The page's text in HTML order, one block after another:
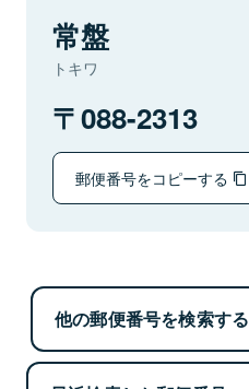
常盤
トキワ
088-2313
郵便番号をコピーする
他の郵便番号を検索する